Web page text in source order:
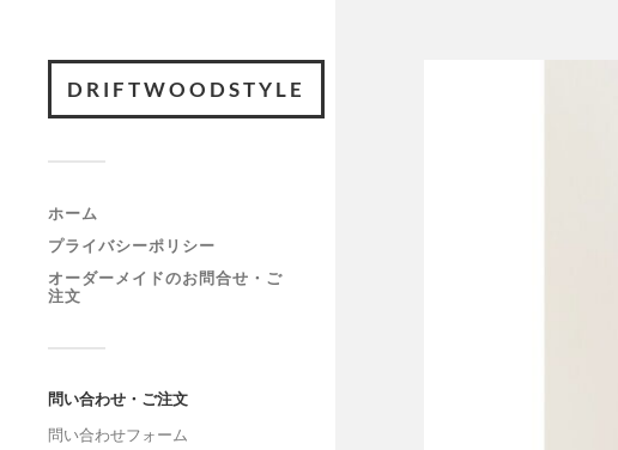
DRIFTWOODSTYLE
ホーム
プライバシーポリシー
オーダーメイドのお問合せ・ご
注文
問い合わせ・ご注文
問い合わせフォーム